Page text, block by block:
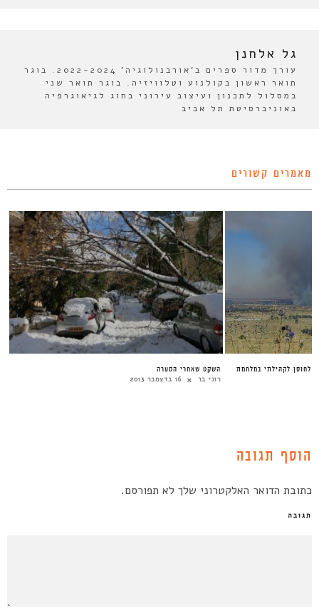
גל אלחנן
עורך מדור ספרים ב'אורבנולוגיה' 2022-2024. בוגר
תואר ראשון בקולנוע וטלוויזיה. בוגר תואר שני
במסלול לתכנון ועיצוב עירוני בחוג לגיאוגרפיה
באוניברסיטת תל אביב
מאמרים קשורים
השקט שאחרי הסערה
רוני בר 16 בדצמבר 2013
לחוסן לקהילתי במלחמת
הוסף תגובה
כתובת הדואר האלקטרוני שלך לא תפורסם.
תגובה